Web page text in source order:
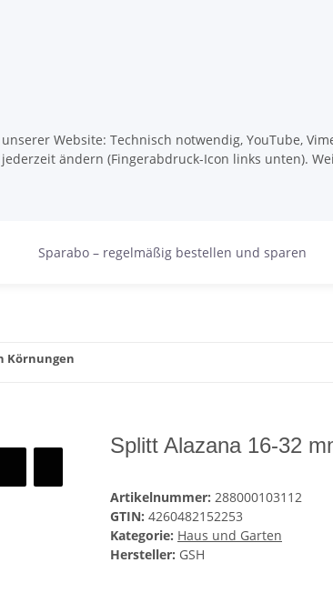
Website: Technisch notwendig, YouTube,
ändern (Fingerabdruck-Icon links unten).
Sparabo – regelmäßig bestellen und sparen
Körnungen
Splitt Alazana 16-32
Artikelnummer: 288000103112
GTIN: 4260482152253
Kategorie: Haus und Garten
Hersteller: GSH